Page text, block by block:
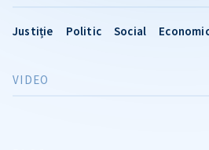
Justiție Politic Social
VIDEO